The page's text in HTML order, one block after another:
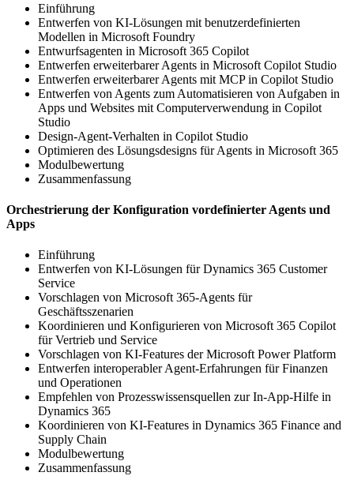
Einführung
Entwerfen von KI-Lösungen mit benutzerdefinierten
Modellen in Microsoft Foundry
Entwurfsagenten in Microsoft 365 Copilot
Entwerfen erweiterbarer Agents in Microsoft Copilot Studio
Entwerfen erweiterbarer Agents mit MCP in Copilot Studio
Entwerfen von Agents zum Automatisieren von Aufgaben in
Apps und Websites mit Computerverwendung in Copilot
Studio
Design-Agent-Verhalten in Copilot Studio
Optimieren des Lösungsdesigns für Agents in Microsoft 365
Modulbewertung
Zusammenfassung
Orchestrierung der Konfiguration vordefinierter Agents und
Apps
Einführung
Entwerfen von KI-Lösungen für Dynamics 365 Customer
Service
Vorschlagen von Microsoft 365-Agents für
Geschäftsszenarien
Koordinieren und Konfigurieren von Microsoft 365 Copilot
für Vertrieb und Service
Vorschlagen von KI-Features der Microsoft Power Platform
Entwerfen interoperabler Agent-Erfahrungen für Finanzen
und Operationen
Empfehlen von Prozesswissensquellen zur In-App-Hilfe in
Dynamics 365
Koordinieren von KI-Features in Dynamics 365 Finance and
Supply Chain
Modulbewertung
Zusammenfassung